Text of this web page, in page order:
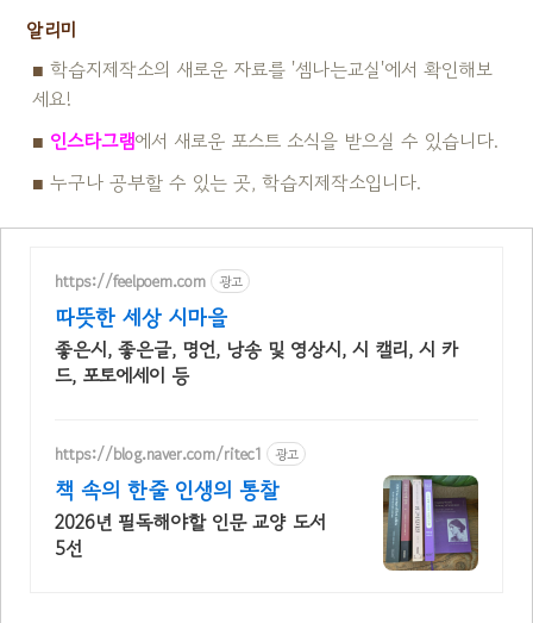
알리미
■ 학습지제작소의 새로운 자료를 '셈나는교실'에서 확인해보
세요!
■ 인스타그램에서 새로운 포스트 소식을 받으실 수 있습니다.
■ 누구나 공부할 수 있는 곳, 학습지제작소입니다.
https://feelpoem.com 광고
따뜻한 세상 시마을
좋은시, 좋은글, 명언, 낭송 및 영상시, 시 캘리, 시 카
드, 포토에세이 등
https://blog.naver.com/ritec1 광고
책 속의 한줄 인생의 통찰
2026년 필독해야할 인문 교양 도서
5선